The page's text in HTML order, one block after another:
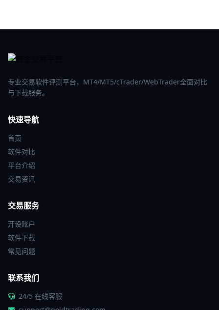
专业交易软件评测平台，MT4/MT5/cTrader/WebTrader全面对比
与下载服务。
快速导航
首页
软件对比
平台介绍
交易资讯
交易服务
开设账户
软件下载
常见问题
联系我们
24/5 在线客服